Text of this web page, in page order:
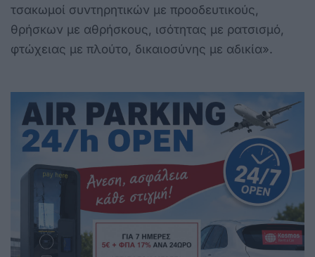
τσακωμοί συντηρητικών με προοδευτικούς,
θρήσκων με αθρήσκους, ισότητας με ρατσισμό,
φτώχειας με πλούτο, δικαιοσύνης με αδικία».